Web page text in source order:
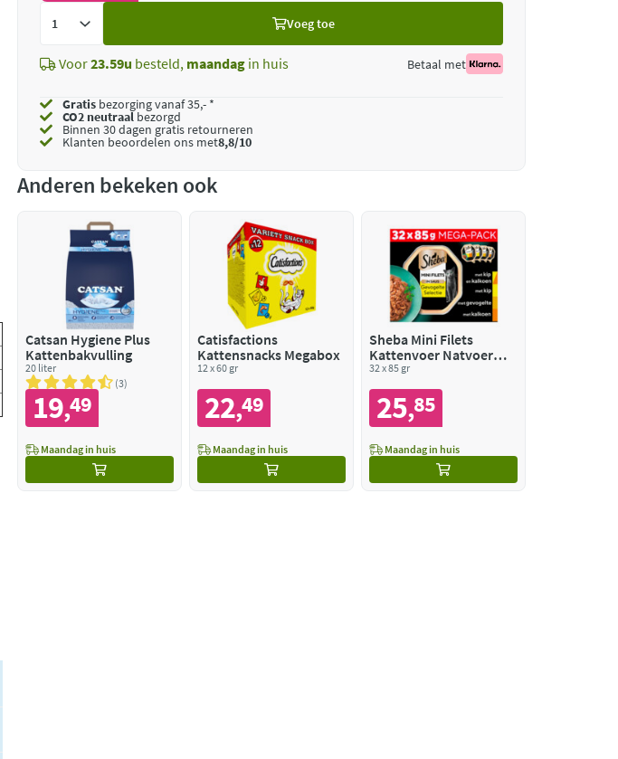
Voeg toe
Voor23.59u besteld, maandag in huis Betaal met
Gratis bezorging vanaf 35,- *
CO2 neutraalbezorgd
Binnen 30 dagen gratis retourneren
Klanten beoordelen ons met8,8/10
Anderen bekeken ook
Catsan Hygiene Plus
Kattenbakvulling
20 liter
3
19,49
Maandag in huis
Catisfactions
Kattensnacks Megabox
12 x 60 gr
22,49
Maandag in huis
Sheba Mini Filets
Kattenvoer Natvoer
Gevogelte in Saus Mega
Pack Kuipjes
32 x 85 gr
25,85
Maandag in huis